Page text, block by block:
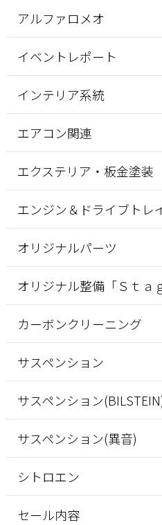
アルファロメオ
イベントレポート
インテリア系統
エアコン関連
エクステリア・板金塗装
エンジン＆ドライブトレ
オリジナルパーツ
オリジナル整備「Ｓｔａ
カーボンクリーニング
サスペンション
サスペンション
サスペンション(異音)
シトロエン
セール内容